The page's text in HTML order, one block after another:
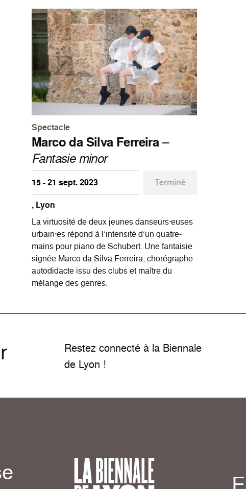
Spectacle
Marco da Silva Ferreira–
Fantasie minor
15 - 21 sept. 2023
Terminé
, Lyon
La virtuosité de deux jeunes danseurs·euses
urbain·es répond à l’intensité d’un quatre-
mains pour piano de Schubert. Une fantaisie
signée Marco da Silva Ferreira, chorégraphe
autodidacte issu des clubs et maître du
mélange des genres.
Restez connecté à la Biennale
de Lyon !